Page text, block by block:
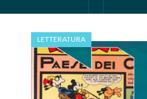
LETTERATURA